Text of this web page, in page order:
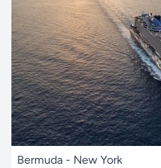
Bermuda - New York